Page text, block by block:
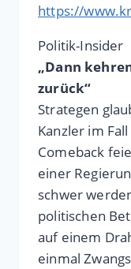
https://
Politik-Insider
„Dann
zurück“
Strategen
Kanzler im
Comeback
einer
schwer
politischen
auf einem
einmal